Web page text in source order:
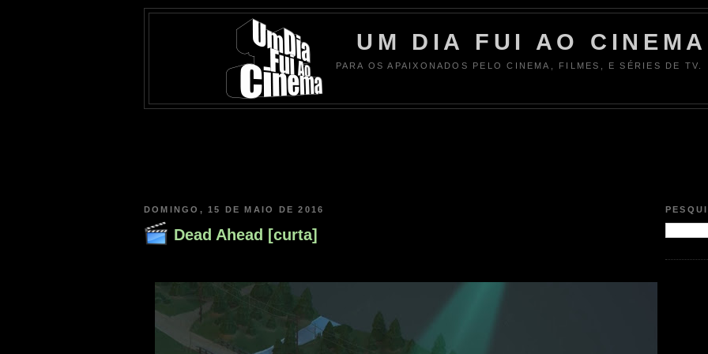
UM DIA FUI AO CINEMA
PARA OS APAIXONADOS PELO CINEMA, FILMES, E SÉRIES DE TV.
DOMINGO, 15 DE MAIO DE 2016
Dead Ahead [curta]